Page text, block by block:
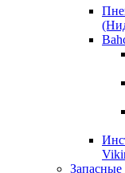
Запасные